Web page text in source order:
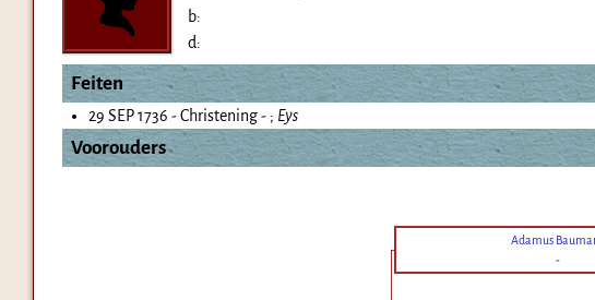
b:
d:
Feiten
29 SEP 1736 - Christening - ; Eys
Voorouders
Adamus
-